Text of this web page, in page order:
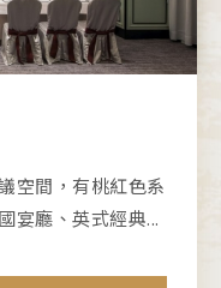
空間，有桃紅色系
宴廳、英式經典...